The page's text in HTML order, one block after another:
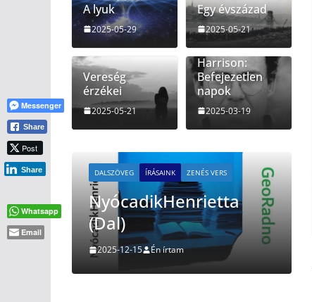
A lyuk
2025-05-29
Egy évszázad
2025-05-21
Vereség
érzékei
2025-05-21
Jeffrey
Harrison:
Befejezetlen
napok
2025-03-19
DALSZÖVEG ÍRÁSAINK ZENÉS VERS
NyócadikHenrietta
(Dal)
2025-12-15 Én írtam
Messenger
Share
Post
Share
Whatsapp
Email